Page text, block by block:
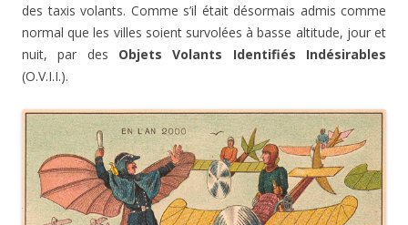
des taxis volants. Comme s’il était désormais admis comme
normal que les villes soient survolées à basse altitude, jour et
nuit, par des Objets Volants Identifiés Indésirables
(O.V.I.I.).